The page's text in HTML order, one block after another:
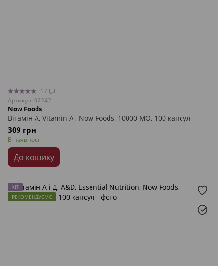
17
Артикул: 02242
Now Foods
Вітамін А, Vitamin A , Now Foods, 10000 МО, 100 капсул
309 грн
В наявності
До кошику
ХІТ
РЕКОМЕНДУЄМО